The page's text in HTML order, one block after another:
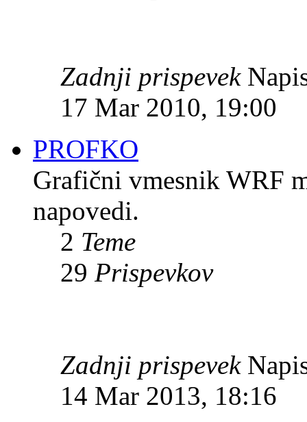
Zadnji prispevek
17 Mar 2010, 19:00
PROFKO
Grafični vmesnik WRF
napovedi.
2 Teme
29 Prispevkov
Zadnji prispevek
14 Mar 2013, 18:16